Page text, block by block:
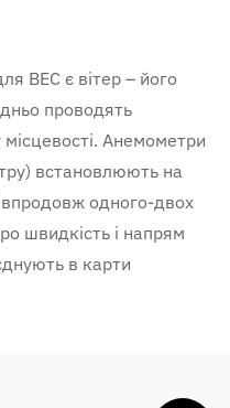
ВЕС є вітер – його
проводять
Анемометри
встановлюють на
впродовж одного-двох
швидкість і напрям
в карти